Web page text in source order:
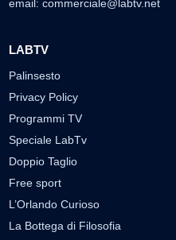
email: commerciale@labtv.net
LABTV
Palinsesto
Privacy Policy
Programmi TV
Speciale LabTv
Doppio Taglio
Free sport
L’Orlando Curioso
La Bottega di Filosofia